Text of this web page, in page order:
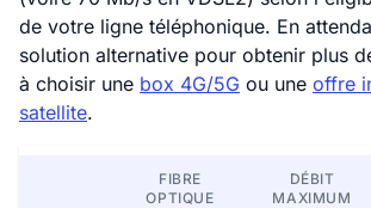
de votre ligne téléphonique. En
solution alternative pour obtenir plus
à choisir une box 4G/5G ou une offre
satellite.
FIBRE
OPTIQUE
DÉBIT
MAXIMUM